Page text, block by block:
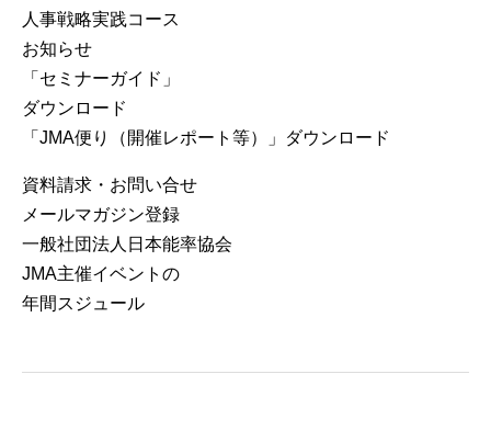
人事戦略実践コース
お知らせ
「セミナーガイド」
ダウンロード
「JMA便り（開催レポート等）」ダウンロード
資料請求・お問い合せ
メールマガジン登録
⼀般社団法⼈⽇本能率協会
JMA主催イベントの
年間スジュール